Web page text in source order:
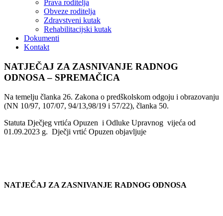
Prava roditelja
Obveze roditelja
Zdravstveni kutak
Rehabilitacijski kutak
Dokumenti
Kontakt
NATJEČAJ ZA ZASNIVANJE RADNOG
ODNOSA – SPREMAČICA
Na temelju članka 26. Zakona o predškolskom odgoju i obrazovanju
(NN 10/97, 107/07, 94/13,98/19 i 57/22), članka 50.
Statuta Dječjeg vrtića Opuzen i Odluke Upravnog vijeća od
01.09.2023 g. Dječji vrtić Opuzen objavljuje
NATJEČAJ ZA ZASNIVANJE RADNOG ODNOSA